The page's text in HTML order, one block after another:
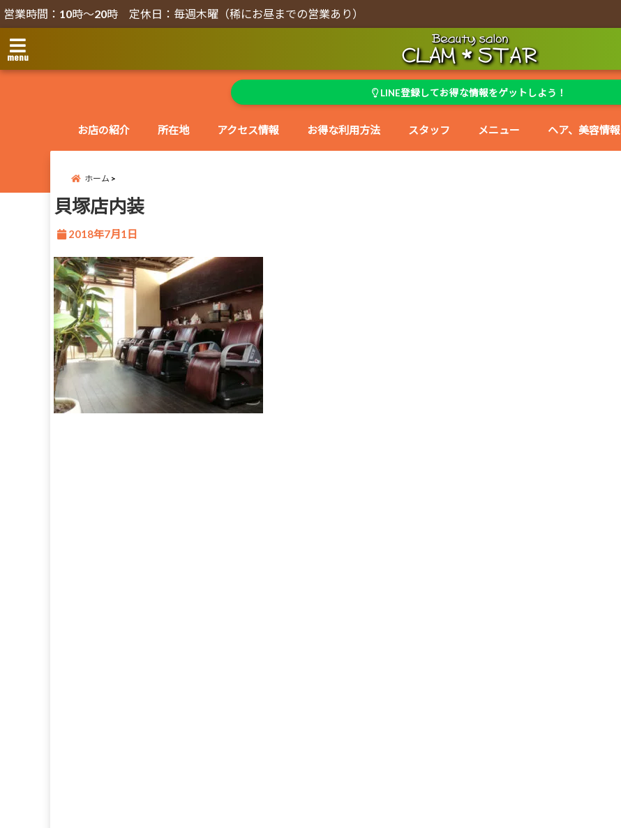
営業時間：10時～20時 定休日：毎週木曜（稀にお昼までの営業あり）
menu
LINE登録してお得な情報をゲットしよう！
お店の紹介 所在地 アクセス情報 お得な利用方法 スタッフ メニュー ヘア、美容情報
ホーム
貝塚店内装
2018年7月1日